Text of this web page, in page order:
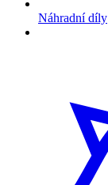
Náhradní díly